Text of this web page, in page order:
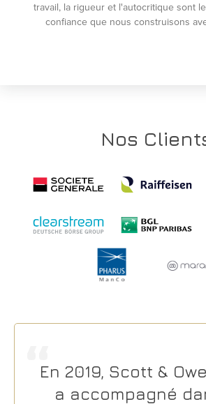
travail, la rigueur et l'autocritique sont
confiance que nous construisons
Nos
En 2019, Scott &
a accompagné